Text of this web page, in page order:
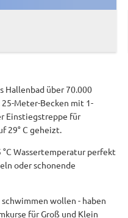
Hallenbad über 70.000
Meter-Becken mit 1-
Einstiegstreppe für
29° C geheizt.
Wassertemperatur perfekt
oder schonende
wollen - haben
für Groß und Klein